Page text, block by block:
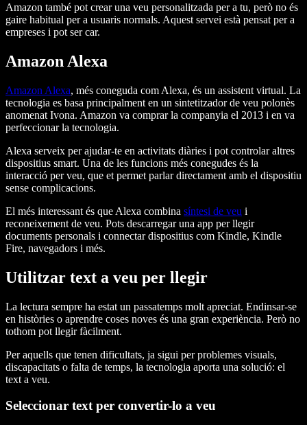
Amazon també pot crear una veu personalitzada per a tu, però no és
gaire habitual per a usuaris normals. Aquest servei està pensat per a
empreses i pot ser car.
Amazon Alexa
Amazon Alexa, més coneguda com Alexa, és un assistent virtual. La
tecnologia es basa principalment en un sintetitzador de veu polonès
anomenat Ivona. Amazon va comprar la companyia el 2013 i en va
perfeccionar la tecnologia.
Alexa serveix per ajudar-te en activitats diàries i pot controlar altres
dispositius smart. Una de les funcions més conegudes és la
interacció per veu, que et permet parlar directament amb el dispositiu
sense complicacions.
El més interessant és que Alexa combina síntesi de veu i
reconeixement de veu. Pots descarregar una app per llegir
documents personals i connectar dispositius com Kindle, Kindle
Fire, navegadors i més.
Utilitzar text a veu per llegir
La lectura sempre ha estat un passatemps molt apreciat. Endinsar-se
en històries o aprendre coses noves és una gran experiència. Però no
tothom pot llegir fàcilment.
Per aquells que tenen dificultats, ja sigui per problemes visuals,
discapacitats o falta de temps, la tecnologia aporta una solució: el
text a veu.
Seleccionar text per convertir-lo a veu